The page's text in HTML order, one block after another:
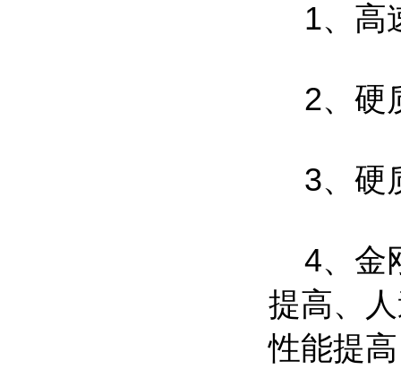
1、高
2、硬
3、硬
4、金
提高、
性能提